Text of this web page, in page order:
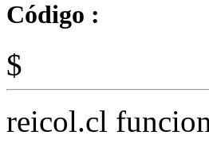
Código :
$
reicol.cl